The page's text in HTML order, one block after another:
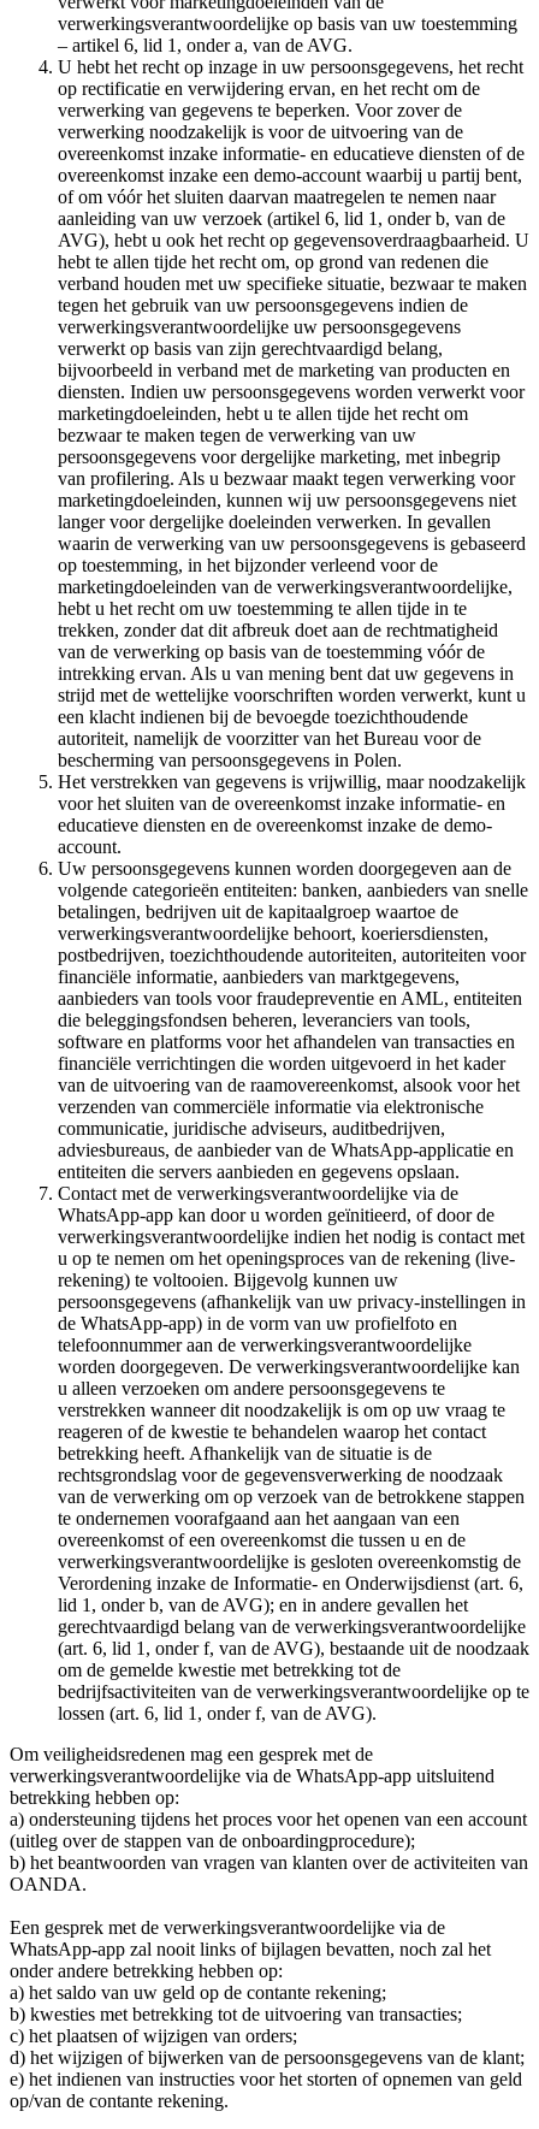
verwerkingsverantwoordelijke op basis van uw toestemming
– artikel 6, lid 1, onder a, van de AVG.
U hebt het recht op inzage in uw persoonsgegevens, het recht
op rectificatie en verwijdering ervan, en het recht om de
verwerking van gegevens te beperken. Voor zover de
verwerking noodzakelijk is voor de uitvoering van de
overeenkomst inzake informatie- en educatieve diensten of de
overeenkomst inzake een demo-account waarbij u partij bent,
of om vóór het sluiten daarvan maatregelen te nemen naar
aanleiding van uw verzoek (artikel 6, lid 1, onder b, van de
AVG), hebt u ook het recht op gegevensoverdraagbaarheid. U
hebt te allen tijde het recht om, op grond van redenen die
verband houden met uw specifieke situatie, bezwaar te maken
tegen het gebruik van uw persoonsgegevens indien de
verwerkingsverantwoordelijke uw persoonsgegevens
verwerkt op basis van zijn gerechtvaardigd belang,
bijvoorbeeld in verband met de marketing van producten en
diensten. Indien uw persoonsgegevens worden verwerkt voor
marketingdoeleinden, hebt u te allen tijde het recht om
bezwaar te maken tegen de verwerking van uw
persoonsgegevens voor dergelijke marketing, met inbegrip
van profilering. Als u bezwaar maakt tegen verwerking voor
marketingdoeleinden, kunnen wij uw persoonsgegevens niet
langer voor dergelijke doeleinden verwerken. In gevallen
waarin de verwerking van uw persoonsgegevens is gebaseerd
op toestemming, in het bijzonder verleend voor de
marketingdoeleinden van de verwerkingsverantwoordelijke,
hebt u het recht om uw toestemming te allen tijde in te
trekken, zonder dat dit afbreuk doet aan de rechtmatigheid
van de verwerking op basis van de toestemming vóór de
intrekking ervan. Als u van mening bent dat uw gegevens in
strijd met de wettelijke voorschriften worden verwerkt, kunt u
een klacht indienen bij de bevoegde toezichthoudende
autoriteit, namelijk de voorzitter van het Bureau voor de
bescherming van persoonsgegevens in Polen.
Het verstrekken van gegevens is vrijwillig, maar noodzakelijk
voor het sluiten van de overeenkomst inzake informatie- en
educatieve diensten en de overeenkomst inzake de demo-
account.
Uw persoonsgegevens kunnen worden doorgegeven aan de
volgende categorieën entiteiten: banken, aanbieders van snelle
betalingen, bedrijven uit de kapitaalgroep waartoe de
verwerkingsverantwoordelijke behoort, koeriersdiensten,
postbedrijven, toezichthoudende autoriteiten, autoriteiten voor
financiële informatie, aanbieders van marktgegevens,
aanbieders van tools voor fraudepreventie en AML, entiteiten
die beleggingsfondsen beheren, leveranciers van tools,
software en platforms voor het afhandelen van transacties en
financiële verrichtingen die worden uitgevoerd in het kader
van de uitvoering van de raamovereenkomst, alsook voor het
verzenden van commerciële informatie via elektronische
communicatie, juridische adviseurs, auditbedrijven,
adviesbureaus, de aanbieder van de WhatsApp-applicatie en
entiteiten die servers aanbieden en gegevens opslaan.
Contact met de verwerkingsverantwoordelijke via de
WhatsApp-app kan door u worden geïnitieerd, of door de
verwerkingsverantwoordelijke indien het nodig is contact met
u op te nemen om het openingsproces van de rekening (live-
rekening) te voltooien. Bijgevolg kunnen uw
persoonsgegevens (afhankelijk van uw privacy-instellingen in
de WhatsApp-app) in de vorm van uw profielfoto en
telefoonnummer aan de verwerkingsverantwoordelijke
worden doorgegeven. De verwerkingsverantwoordelijke kan
u alleen verzoeken om andere persoonsgegevens te
verstrekken wanneer dit noodzakelijk is om op uw vraag te
reageren of de kwestie te behandelen waarop het contact
betrekking heeft. Afhankelijk van de situatie is de
rechtsgrondslag voor de gegevensverwerking de noodzaak
van de verwerking om op verzoek van de betrokkene stappen
te ondernemen voorafgaand aan het aangaan van een
overeenkomst of een overeenkomst die tussen u en de
verwerkingsverantwoordelijke is gesloten overeenkomstig de
Verordening inzake de Informatie- en Onderwijsdienst (art. 6,
lid 1, onder b, van de AVG); en in andere gevallen het
gerechtvaardigd belang van de verwerkingsverantwoordelijke
(art. 6, lid 1, onder f, van de AVG), bestaande uit de noodzaak
om de gemelde kwestie met betrekking tot de
bedrijfsactiviteiten van de verwerkingsverantwoordelijke op te
lossen (art. 6, lid 1, onder f, van de AVG).
Om veiligheidsredenen mag een gesprek met de
verwerkingsverantwoordelijke via de WhatsApp-app uitsluitend
betrekking hebben op:
a) ondersteuning tijdens het proces voor het openen van een account
(uitleg over de stappen van de onboardingprocedure);
b) het beantwoorden van vragen van klanten over de activiteiten van
OANDA.
Een gesprek met de verwerkingsverantwoordelijke via de
WhatsApp-app zal nooit links of bijlagen bevatten, noch zal het
onder andere betrekking hebben op:
a) het saldo van uw geld op de contante rekening;
b) kwesties met betrekking tot de uitvoering van transacties;
c) het plaatsen of wijzigen van orders;
d) het wijzigen of bijwerken van de persoonsgegevens van de klant;
e) het indienen van instructies voor het storten of opnemen van geld
op/van de contante rekening.